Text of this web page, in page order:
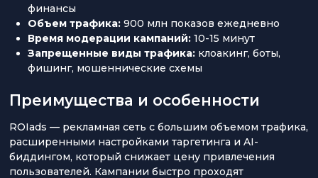
финансы
Объем трафика: 900 млн показов ежедневно
Время модерации кампаний: 10-15 минут
Запрещенные виды трафика: клоакинг, боты,
фишинг, мошеннические схемы
Преимущества и особенности
ROIads — рекламная сеть с большим объемом трафика,
расширенными настройками таргетинга и AI-
биддингом, который снижает цену привлечения
пользователей. Кампании быстро проходят